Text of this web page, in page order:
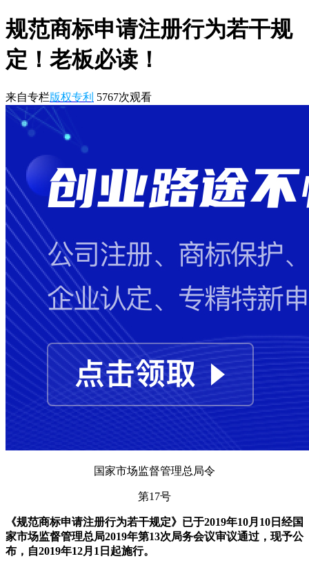
规范商标申请注册行为若干规
定！老板必读！
来自专栏版权专利 5767次观看
国家市场监督管理总局令
第17号
《规范商标申请注册行为若干规定》已于2019年10月10日经国
家市场监督管理总局2019年第13次局务会议审议通过，现予公
布，自2019年12月1日起施行。